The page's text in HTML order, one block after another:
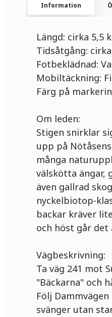
Information
Längd: cirka 5,5
Tidsåtgång:
Fotbeklädnad:
Mobiltäckning:
Färg på
Om leden:
Stigen snirklar
upp på
många
välskötta ängar,
även gallrad
nyckelbiotop-
backar kräver
och höst går det
Vägbeskrivning:
Ta väg 241 mot
"Bäckarna" och
Följ
svänger utan